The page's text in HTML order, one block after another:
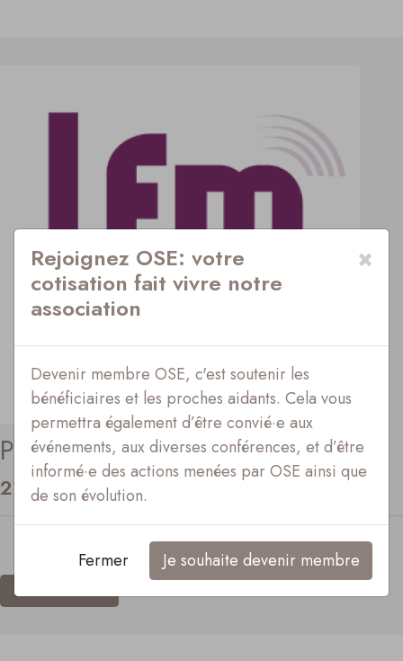
Parler de la mort grâce au jeu
21.06.2023
Ecouter l'émission
Rejoignez OSE: votre
cotisation fait vivre notre
association
×
Devenir membre OSE, c'est soutenir les
bénéficiaires et les proches aidants. Cela vous
permettra également d’être convié·e aux
événements, aux diverses conférences, et d’être
informé·e des actions menées par OSE ainsi que
de son évolution.
Fermer Je souhaite devenir membre